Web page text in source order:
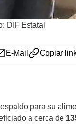
DIF Estatal
E-Mail Copiar
para su
a cerca de